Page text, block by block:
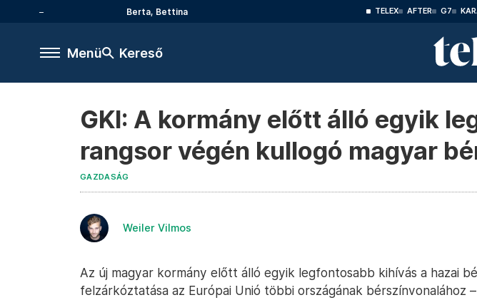
Berta, Bettina TELEX AFTER G7
Menü Kereső
GKI: A kormány előtt álló egyik
rangsor végén kullogó magyar
GAZDASÁG
Weiler Vilmos
Az új magyar kormány előtt álló egyik legfontosabb kihívás a hazai
felzárkóztatása az Európai Unió többi országának bérszínvonalához –